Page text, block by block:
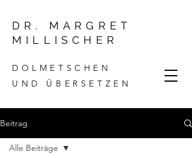
DR. MARGRET
MILLISCHER
DOLMETSCHEN
UND ÜBERSETZEN
Beitrag
Alle Beiträge